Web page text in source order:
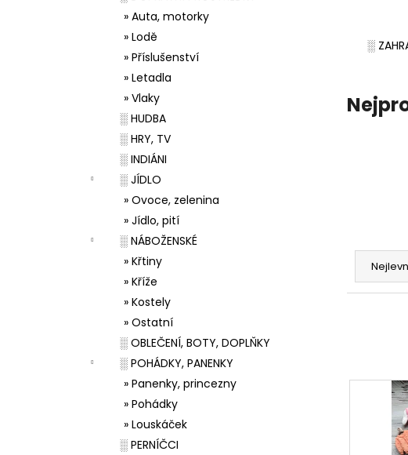
» Auta, motorky
» Lodě
» Příslušenství
» Letadla
» Vlaky
░ HUDBA
░ HRY, TV
░ INDIÁNI
░ JÍDLO
» Ovoce, zelenina
» Jídlo, pití
░ NÁBOŽENSKÉ
» Křtiny
» Kříže
» Kostely
» Ostatní
░ OBLEČENÍ, BOTY, DOPLŇKY
░ POHÁDKY, PANENKY
» Panenky, princezny
» Pohádky
» Louskáček
░ PERNÍČCI
░
Ř
z
V